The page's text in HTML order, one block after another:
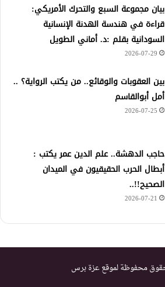
بيان مجموعة السبع والتحرك الأمريكي:
قراءة في هندسة الهدنة الإنسانية
السودانية بقلم :د. أماني الطويل
2026-07-29
بين العقوبات والوقائع.. من يكتب الرواية؟ ..
أمل أبوالقاسم
2026-07-25
حاجب الدهشة.. علم الدين عمر يكتب :
أبطال الحرب الحقيقيون في الميدان
الصحيح!!..
2026-07-21